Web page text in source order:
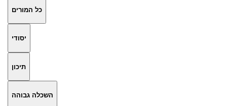
כל המורים
יסודי
תיכון
השכלה גבוהה